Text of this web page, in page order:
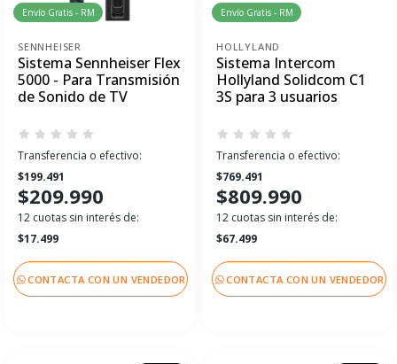
Envío Gratis - RM
SENNHEISER
Sistema Sennheiser Flex
5000 - Para Transmisión
de Sonido de TV
Transferencia o efectivo:
$199.491
$209.990
12 cuotas sin interés de:
$17.499
CONTACTA CON UN VENDEDOR
Envío Gratis - RM
HOLLYLAND
Sistema Intercom
Hollyland Solidcom C1
3S para 3 usuarios
Transferencia o efectivo:
$769.491
$809.990
12 cuotas sin interés de:
$67.499
CONTACTA CON UN VENDEDOR